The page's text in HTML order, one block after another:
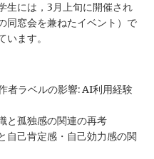
生には，3月上旬に開催され
同窓会を兼ねたイベント）で
ます。
者ラベルの影響: AI利用経験
と孤独感の関連の再考
自己肯定感・自己効力感の関